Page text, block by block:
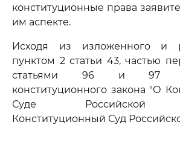
конституционные права
им аспекте.
Исходя из изложенного и
пунктом 2 статьи 43, частью
статьями 96 и 97
конституционного закона "О
Суде Российской
Конституционный Суд